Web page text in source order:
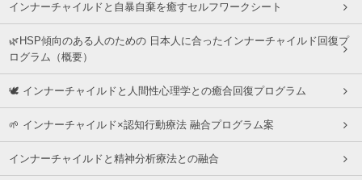
インナーチャイルドと自暴自棄を癒すセルフワークシート
🌿HSP傾向のある人のための 日本人に合ったインナーチャイルド回復プ
ログラム（概要）
🕊 インナーチャイルドと人間性心理学との癒合回復プログラム
🌱 インナーチャイルド×認知行動療法 融合プログラム案
インナーチャイルドと精神分析療法との融合